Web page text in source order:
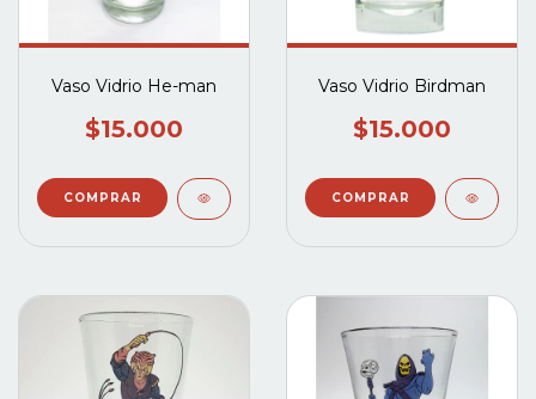
Vaso Vidrio He-man
$15.000
Vaso Vidrio Birdman
$15.000